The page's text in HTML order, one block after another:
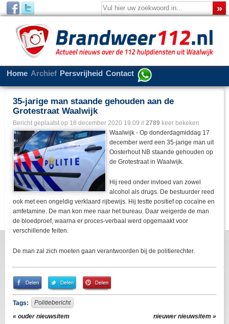
Home Archief Persvrijheid Contact
35-jarige man staande gehouden aan de
Grotestraat Waalwijk
Bericht geplaatst op 18 december 2020 19:09 // 2789 keer bekeken
Waalwijk - Op donderdagmiddag 17
december werd een 35-jarige man uit
Oosterhout NB staande gehouden op
de Grotestraat in Waalwijk.
Hij reed onder invloed van zowel
alcohol als drugs. De bestuurder reed
ook met een ongeldig verklaard rijbewijs. Hij testte positief op cocaïne en
amfetamine. De man kon mee naar het bureau. Daar weigerde de man
de bloedproef, waarna er proces-verbaal werd opgemaakt voor
verschillende feiten.
De man zal zich moeten gaan verantwoorden bij de politierechter.
Share
on
Facebook
Share
on
Twitter
Pin
It!
Tags:
Politiebericht
« ouder nieuwsitem
nieuwer nieuwsitem »